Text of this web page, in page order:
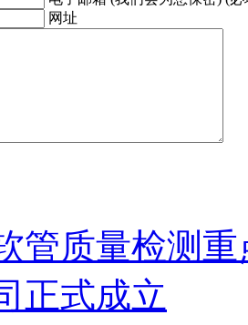
网址
管质量检测
正式成立